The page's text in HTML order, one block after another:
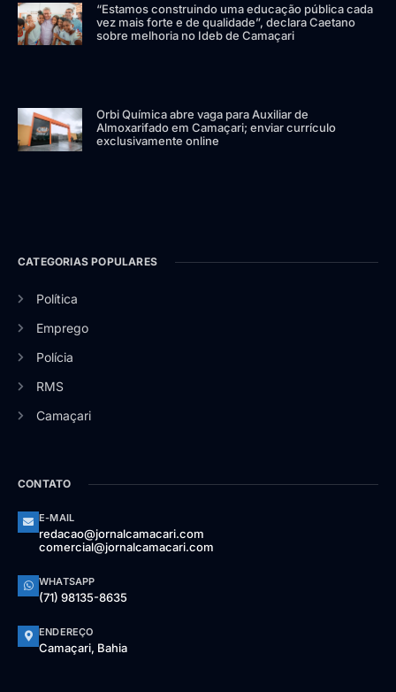
“Estamos construindo uma educação pública cada
vez mais forte e de qualidade”, declara Caetano
sobre melhoria no Ideb de Camaçari
Orbi Química abre vaga para Auxiliar de
Almoxarifado em Camaçari; enviar currículo
exclusivamente online
CATEGORIAS POPULARES
Política
Emprego
Polícia
RMS
Camaçari
CONTATO
E-MAIL
redacao@jornalcamacari.com
comercial@jornalcamacari.com
WHATSAPP
(71) 98135-8635
ENDEREÇO
Camaçari, Bahia